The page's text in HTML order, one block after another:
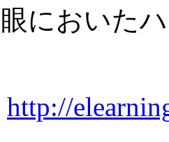
においた
http://